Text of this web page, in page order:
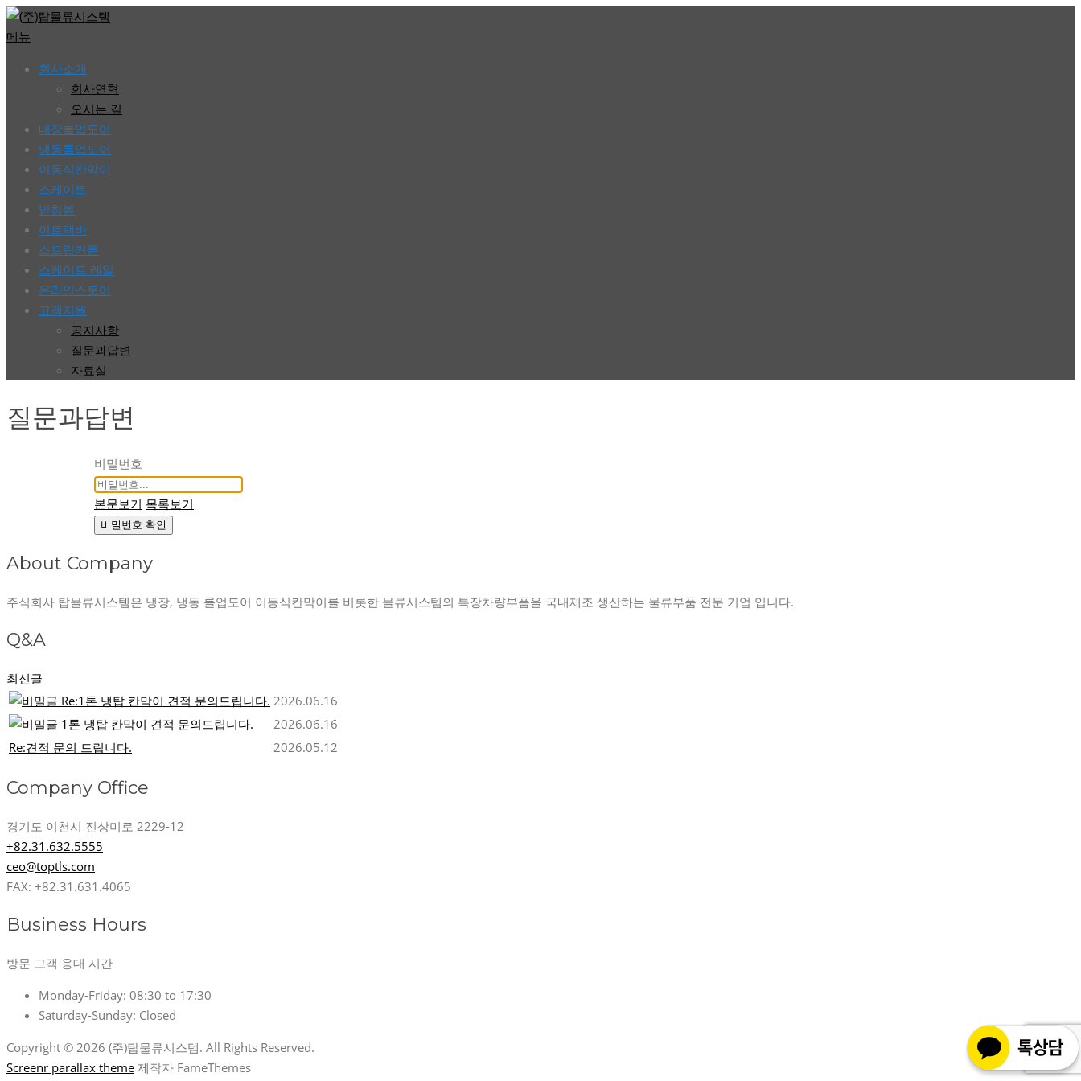
콘
텐
메뉴
회사소개
회사연혁
오시는 길
내장롤업도어
냉동롤업도어
이동식칸막이
스케이트
받침봉
이트랙바
스트립커튼
스케이트 레일
온라인스토어
고객지원
공지사항
질문과답변
자료실
질문과답변
비밀번호
본문보기 목록보기
비밀번호 확인
About Company
주식회사 탑물류시스템은 냉장, 냉동 롤업도어 이동식칸막이를 비롯한 물류시스템의 특장차량부품을 국내제조 생산하는 물류부품 전문 기업 입니다.
Q&A
최신글
Re:1톤 냉탑 칸막이 견적 문의드립니다. 2026.06.16
1톤 냉탑 칸막이 견적 문의드립니다.
2026.06.16
Re:견적 문의 드립니다.
2026.05.12
Company Office
경기도 이천시 진상미로 2229-12
+82.31.632.5555
ceo@toptls.com
FAX: +82.31.631.4065
Business Hours
방문 고객 응대 시간
Monday-Friday: 08:30 to 17:30
Saturday-Sunday: Closed
Copyright © 2026 (주)탑물류시스템. All Rights Reserved.
Screenr parallax theme 제작자 FameThemes